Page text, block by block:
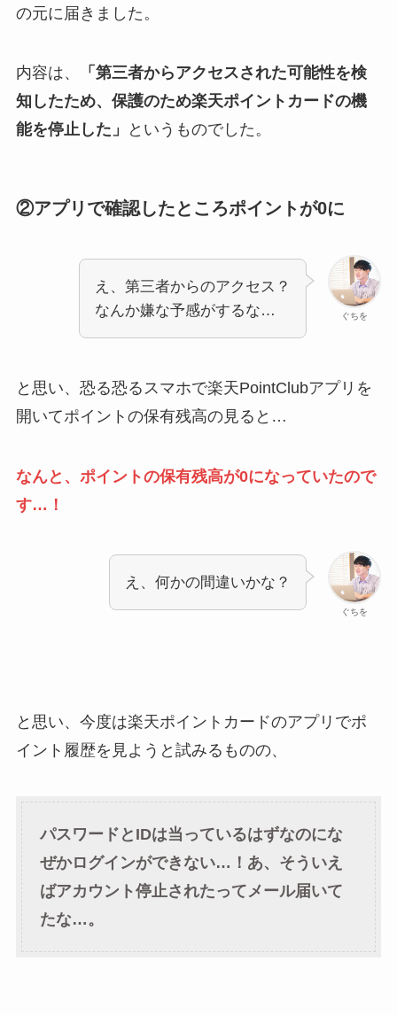
の元に届きました。
内容は、
「第三者からアクセスされた可能性を検
知したため、保護のため楽天ポイントカードの機
能を停止した」
というものでした。
②アプリで確認したところポイントが0に
ぐちを
え、第三者からのアクセス？
なんか嫌な予感がするな…
と思い、恐る恐るスマホで楽天PointClubアプリを
開いてポイントの保有残高の見ると…
なんと、ポイントの保有残高が0になっていたので
す…！
ぐちを
え、何かの間違いかな？
と思い、今度は楽天ポイントカードのアプリでポ
イント履歴を見ようと試みるものの、
パスワードとIDは当っているはずなのにな
ぜかログインができない…！あ、そういえ
ばアカウント停止されたってメール届いて
たな…。